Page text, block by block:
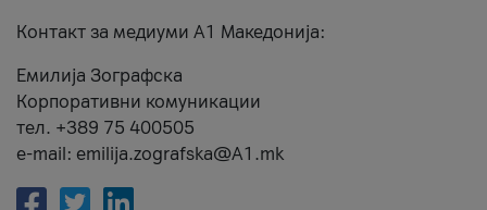
Контакт за медиуми А1 Македонија:
Емилија Зографска
Корпоративни комуникации
тел. +389 75 400505
e-mail: emilija.zografska@A1.mk